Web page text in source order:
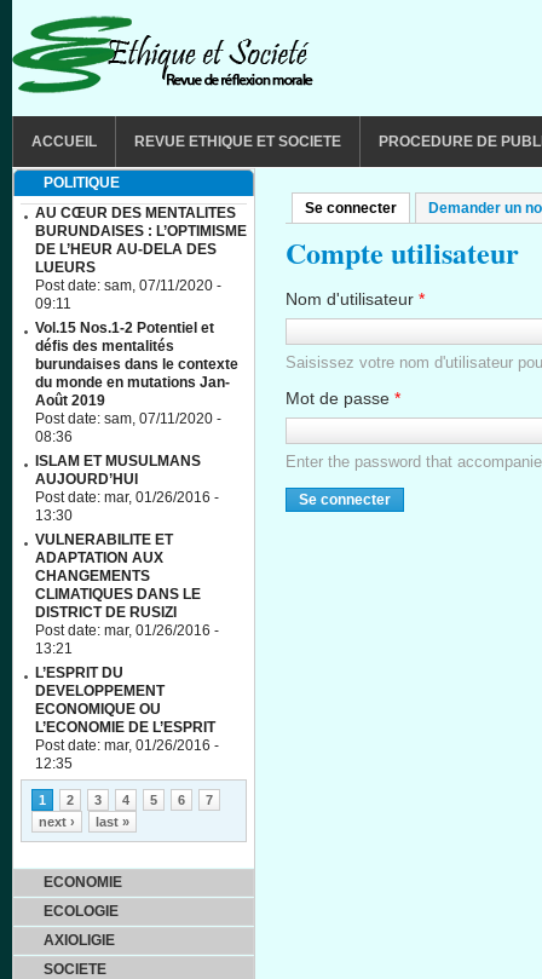
ACCUEIL REVUE ETHIQUE ET SOCIETE PROCEDURE DE
Onglets principaux
Se connecter (onglet actif)
Demander un
Compte utilisateur
Nom d'utilisateur *
Saisissez votre nom d'utilisateur
Mot de passe *
Enter the password that
POLITIQUE
AU CŒUR DES MENTALITES
BURUNDAISES : L’OPTIMISME
DE L’HEUR AU-DELA DES
LUEURS
Post date: sam, 07/11/2020 -
09:11
Vol.15 Nos.1-2 Potentiel et
défis des mentalités
burundaises dans le contexte
du monde en mutations Jan-
Août 2019
Post date: sam, 07/11/2020 -
08:36
ISLAM ET MUSULMANS
AUJOURD’HUI
Post date: mar, 01/26/2016 -
13:30
VULNERABILITE ET
ADAPTATION AUX
CHANGEMENTS
CLIMATIQUES DANS LE
DISTRICT DE RUSIZI
Post date: mar, 01/26/2016 -
13:21
L’ESPRIT DU
DEVELOPPEMENT
ECONOMIQUE OU
L’ECONOMIE DE L’ESPRIT
Post date: mar, 01/26/2016 -
12:35
Pages
1 2 3 4 5 6
7
next ›
last »
ECONOMIE
ECOLOGIE
AXIOLIGIE
SOCIETE